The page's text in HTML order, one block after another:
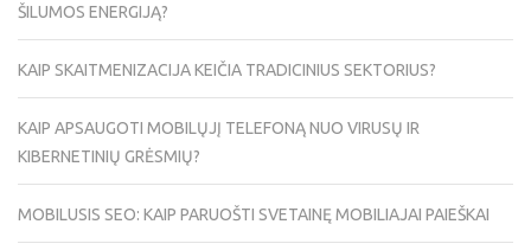
ŠILUMOS ENERGIJĄ?
KAIP SKAITMENIZACIJA KEIČIA TRADICINIUS SEKTORIUS?
KAIP APSAUGOTI MOBILŲJĮ TELEFONĄ NUO VIRUSŲ IR
KIBERNETINIŲ GRĖSMIŲ?
MOBILUSIS SEO: KAIP PARUOŠTI SVETAINĘ MOBILIAJAI PAIEŠKAI